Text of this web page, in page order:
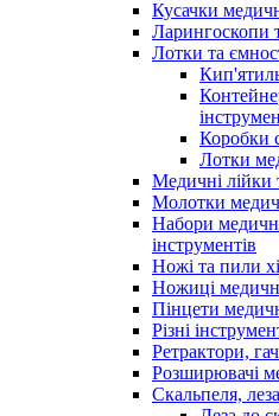
Кусачки
Ларингоскопи
Лотки та
Коробки
Лотки
Медичні лійки
Молотки
Набори
інструментів
Ножі та пили
Ножиці
Пінцети
Різні
Ретрактори,
Розширювачі
Скальпеля,